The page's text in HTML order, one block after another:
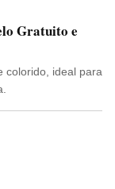
Gratuito e
colorido, ideal para